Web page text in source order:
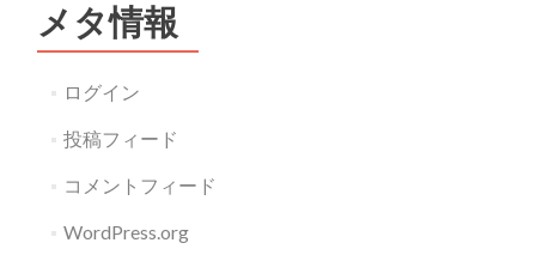
メタ情報
ログイン
投稿フィード
コメントフィード
WordPress.org